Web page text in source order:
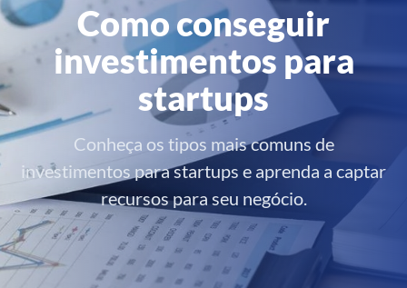
Como conseguir
investimentos para
startups
Conheça os tipos mais comuns de
investimentos para startups e aprenda a captar
recursos para seu negócio.